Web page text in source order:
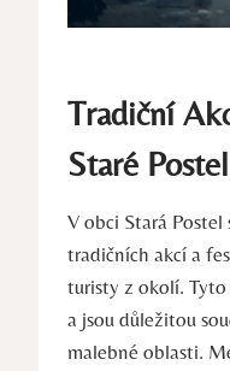
Tradiční
Staré
V obci Stará Postel
tradičních akcí a
turisty z okolí.
a jsou důležitou
malebné oblasti.